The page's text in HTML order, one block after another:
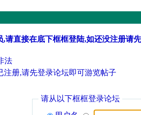
,请直接在底下框框登陆,如还没注册请
法
注册,请先登录论坛即可游览帖子
请从以下框框登录论坛